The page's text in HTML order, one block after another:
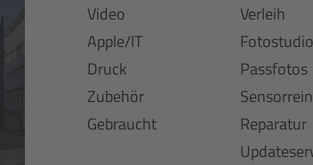
Video
Apple/IT
Druck
Zubehör
Gebraucht
Verleih
Fotostudio
Passfotos
Reparatur